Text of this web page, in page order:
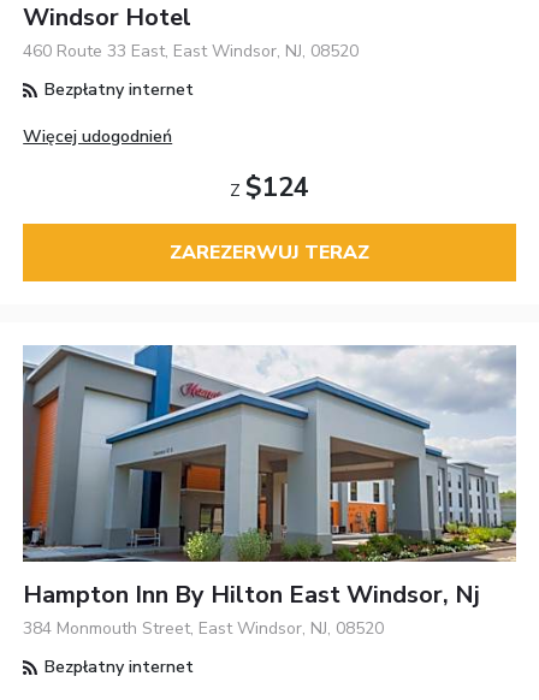
Windsor Hotel
460 Route 33 East, East Windsor, NJ, 08520
Bezpłatny internet
Więcej udogodnień
Z $124
ZAREZERWUJ TERAZ
Hampton Inn By Hilton East Windsor, Nj
384 Monmouth Street, East Windsor, NJ, 08520
Bezpłatny internet